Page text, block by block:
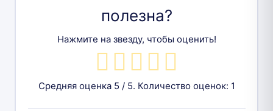
полезна?
Нажмите на звезду, чтобы оценить!
Средняя оценка 5 / 5. Количество оценок: 1